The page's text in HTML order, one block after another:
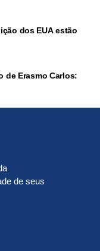
dos EUA estão
de Erasmo Carlos:
de seus